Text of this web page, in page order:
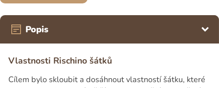
Popis
Vlastnosti Rischino šátků
Cílem bylo skloubit a dosáhnout vlastností šátku, které